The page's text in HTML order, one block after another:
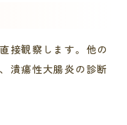
接観察します。他の
潰瘍性大腸炎の診断